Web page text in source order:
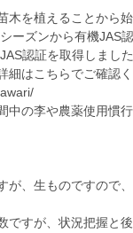
木を植えることから
ーズンから有機JAS
認証を取得しました
細はこちらでご確認く
中の李や農薬使用慣
が、生ものですので
ですが、状況把握と